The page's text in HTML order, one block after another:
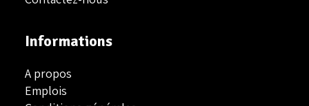
Informations
A propos
Emplois